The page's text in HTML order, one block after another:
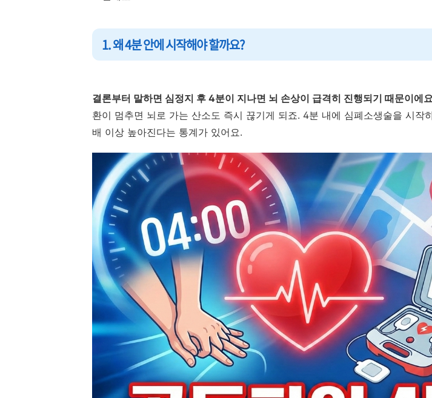
1. 왜 4분 안에 시작해야 할까요?
결론부터 말하면 심정지 후 4분이 지나면 뇌 손상이 급격히 진행되기 때문이에
환이 멈추면 뇌로 가는 산소도 즉시 끊기게 되죠. 4분 내에 심폐소생술을 시작
배 이상 높아진다는 통계가 있어요.